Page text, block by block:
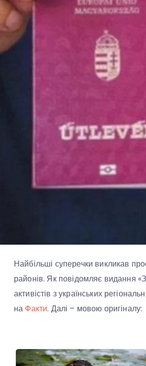
Найбільші суперечки викликав
районів. Як повідомляє видання
активістів з українських
на Факти. Далі – мовою оригіналу: